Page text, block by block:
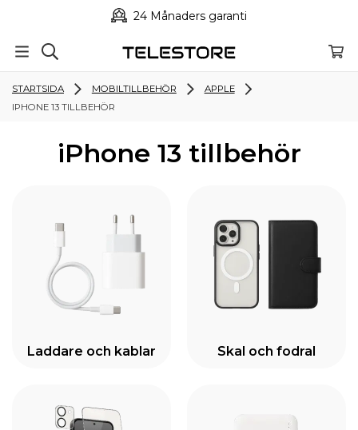
24 Månaders garanti
STARTSIDA MOBILTILLBEHÖR
APPLE
IPHONE 13 TILLBEHÖR
iPhone 13 tillbehör
Laddare och kablar Skal och fodral